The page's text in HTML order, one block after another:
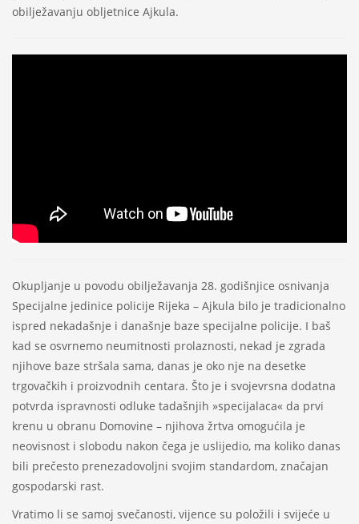
obilježavanju obljetnice Ajkula.
Okupljanje u povodu obilježavanja 28. godišnjice osnivanja
Specijalne jedinice policije Rijeka – Ajkula bilo je tradicionalno
ispred nekadašnje i današnje baze specijalne policije. I baš
kad se osvrnemo neumitnosti prolaznosti, nekad je zgrada
njihove baze stršala sama, danas je oko nje na desetke
trgovačkih i proizvodnih centara. Što je i svojevrsna dodatna
potvrda ispravnosti odluke tadašnjih »specijalaca« da prvi
krenu u obranu Domovine – njihova žrtva omogućila je
neovisnost i slobodu nakon čega je uslijedio, ma koliko danas
bili prečesto prenezadovoljni svojim standardom, značajan
gospodarski rast.
Vratimo li se samoj svečanosti, vijence su položili i svijeće u